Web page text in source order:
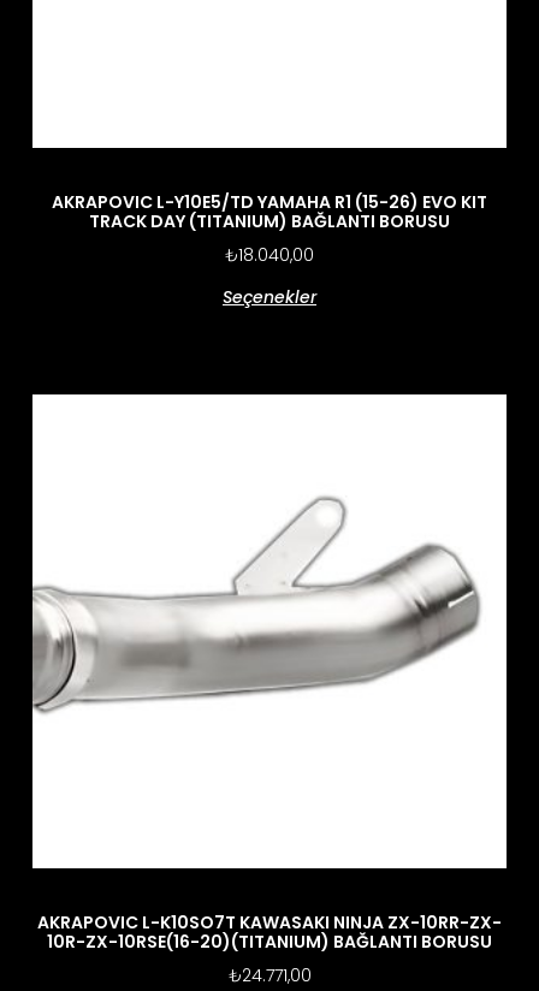
AKRAPOVIC L-Y10E5/TD YAMAHA R1 (15-26) EVO KIT
TRACK DAY (TITANIUM) BAĞLANTI BORUSU
₺18.040,00
Seçenekler
AKRAPOVIC L-K10SO7T KAWASAKI NINJA ZX-10RR-ZX-
10R-ZX-10RSE(16-20)(TITANIUM) BAĞLANTI BORUSU
₺24.771,00